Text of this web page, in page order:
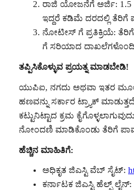
ರಾಜಿ ಯೋಜನೆಗೆ ಅರ್ಜಿ:
ಇದ್ದರೆ ಕಡಿಮೆ ದರದಲ್ಲಿ ತೆರಿಗೆ
ನೋಟೀಸ್ ಗೆ ಪ್ರತಿಕ್ರಿಯೆ:
ಗೆ ಸರಿಯಾದ
ತಪ್ಪಿಸಿಕೊಳ್ಳುವ ಪ್ರಯತ್ನ ಮಾಡಬೇಡಿ!
ಯುಪಿಐ, ನಗದು ಅಥವಾ ಇತರ
ಹಣವನ್ನು ಸರ್ಕಾರ ಟ್ರ್ಯಾಕ್
ಕಟ್ಟುನಿಟ್ಟಾದ ಕ್ರಮ
ನೋಂದಣಿ ಮಾಡಿಕೊಂಡು ತೆರಿಗೆ
ಹೆಚ್ಚಿನ ಮಾಹಿತಿಗೆ:
ಅಧಿಕೃತ ಜಿಎಸ್ಟಿ ವೆಬ್ ಸೈಟ್:
ಕರ್ನಾಟಕ ಜಿಎಸ್ಟಿ ಹೆಲ್ಪ್ ಲೈನ್: